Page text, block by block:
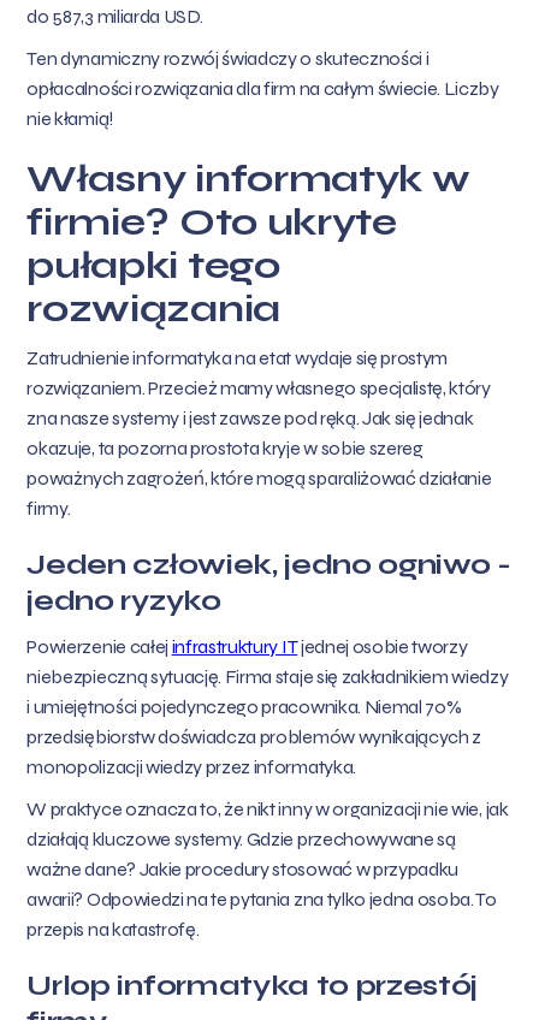
do 587,3 miliarda USD.
Ten dynamiczny rozwój świadczy o skuteczności i
opłacalności rozwiązania dla firm na całym świecie. Liczby
nie kłamią!
Własny informatyk w
firmie? Oto ukryte
pułapki tego
rozwiązania
Zatrudnienie informatyka na etat wydaje się prostym
rozwiązaniem. Przecież mamy własnego specjalistę, który
zna nasze systemy i jest zawsze pod ręką. Jak się jednak
okazuje, ta pozorna prostota kryje w sobie szereg
poważnych zagrożeń, które mogą sparaliżować działanie
firmy.
Jeden człowiek, jedno ogniwo -
jedno ryzyko
Powierzenie całej infrastruktury ITjednej osobie tworzy
niebezpieczną sytuację. Firma staje się zakładnikiem wiedzy
i umiejętności pojedynczego pracownika. Niemal 70%
przedsiębiorstw doświadcza problemów wynikających z
monopolizacji wiedzy przez informatyka.
W praktyce oznacza to, że nikt inny w organizacji nie wie, jak
działają kluczowe systemy. Gdzie przechowywane są
ważne dane? Jakie procedury stosować w przypadku
awarii? Odpowiedzi na te pytania zna tylko jedna osoba. To
przepis na katastrofę.
Urlop informatyka to przestój